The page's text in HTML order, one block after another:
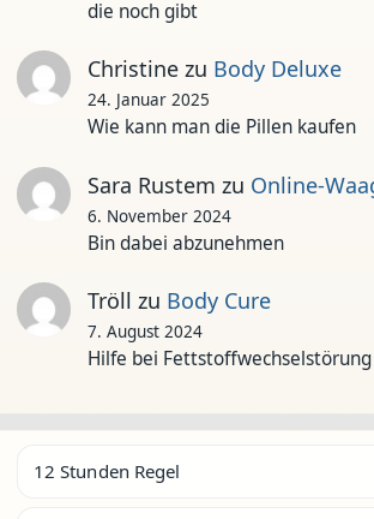
die noch gibt
Christinezu Body Deluxe
24. Januar 2025
Wie kann man die Pillen kaufen
Sara Rustem zu Online-
6. November 2024
Bin dabei abzunehmen
Tröll zu Body Cure
7. August 2024
Hilfe bei Fettstoffwechselstörung
12 Stunden Regel